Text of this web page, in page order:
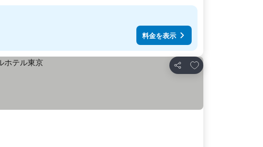
料金を表示
シェア
お気に入りに追加